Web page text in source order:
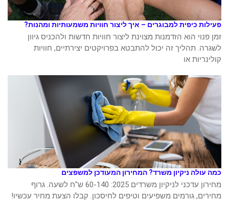
פעילות כיפית למבוגרים – איך ליצור חוויות משמעותיות ומהנות?
זמן פנוי הוא הזדמנות מצוינת ליצור חוויות חדשות ולהכניס גיוון
לשגרה. תהליך זה יכול להתבטא בפרויקטים יצירתיים, חוויות
קולינריות או
כמה עולה ניקיון משרד? המחירון המעודכן למשפצים
מחירון עדכני לניקיון משרדים 2025: 60-140 ש"ח לשעה. גרוף
מחירים, גורמים משפיעים וטיפים לחיסכון. קבלו הצעת מחיר עכשיו!